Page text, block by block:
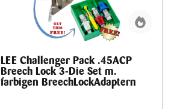
LEE Challenger Pack .45ACP
Breech Lock 3-Die Set m.
farbigen BreechLockAdaptern